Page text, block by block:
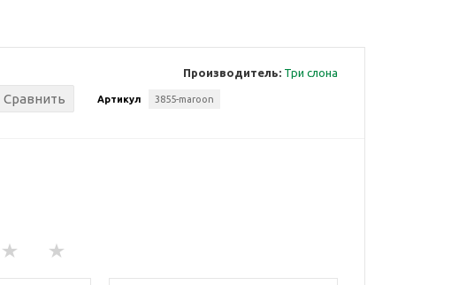
Производитель: Три слона
Сравнить Артикул 3855-maroon